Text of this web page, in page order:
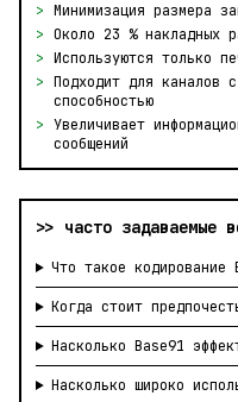
> Минимизация размера
> Около 23 % накладных
> Используются только
> Подходит для каналов
способностью
> Увеличивает
сообщений
>> часто задаваемые
Что такое кодирование
Когда стоит
Насколько Base91
Насколько широко